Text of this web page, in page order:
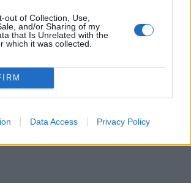
out of Collection, Use,
and/or Sharing of my
that Is Unrelated with the
which it was collected.
Data Access Privacy Policy